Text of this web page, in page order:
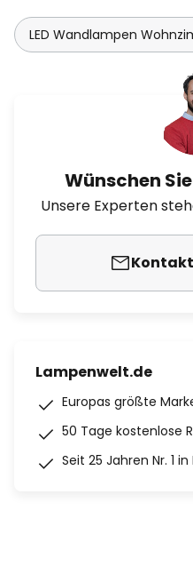
LED Wandlampen
Wünschen
Unsere Experten
Lampenwelt.de
Europas größte
50 Tage kostenlose
Seit 25 Jahren Nr. 1